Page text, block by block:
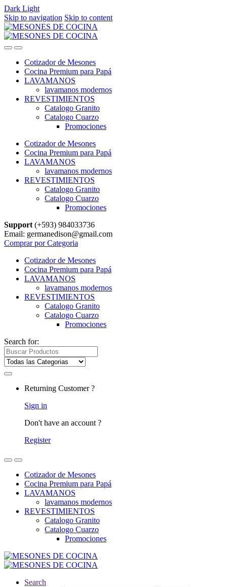
Dark Light
Skip to navigation Skip to content
Cotizador de Mesones
Cocina Premium para Papá
LAVAMANOS
lavamanos modernos
REVESTIMIENTOS
Catalogo Granito
Catalogo Cuarzo
Promociones
Cotizador de Mesones
Cocina Premium para Papá
LAVAMANOS
lavamanos modernos
REVESTIMIENTOS
Catalogo Granito
Catalogo Cuarzo
Promociones
Support (+593) 984033736
Email: germanedison@gmail.com
Comprar por Categoria
Cotizador de Mesones
Cocina Premium para Papá
LAVAMANOS
lavamanos modernos
REVESTIMIENTOS
Catalogo Granito
Catalogo Cuarzo
Promociones
Search for:
Returning Customer ?
Sign in
Don't have an account ?
Register
Cotizador de Mesones
Cocina Premium para Papá
LAVAMANOS
lavamanos modernos
REVESTIMIENTOS
Catalogo Granito
Catalogo Cuarzo
Promociones
Search